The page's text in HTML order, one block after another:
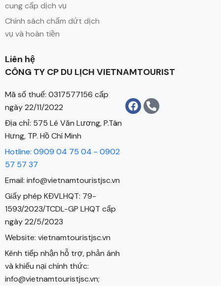
cung cấp dịch vụ
Chính sách chấm dứt dịch
vụ và hoàn tiền
Liên hệ
CÔNG TY CP DU LỊCH VIETNAMTOURIST
Mã số thuế: 0317577156 cấp
ngày 22/11/2022
Địa chỉ: 575 Lê Văn Lương, P.Tân
Hưng, TP. Hồ Chí Minh
Hotline: 0909 04 75 04 - 0902
57 57 37
Email: info@vietnamtouristjsc.vn
Giấy phép KĐVLHQT: 79-
1593/2023/TCDL-GP LHQT cấp
ngày 22/5/2023
Website: vietnamtouristjsc.vn
Kênh tiếp nhận hỗ trợ, phản ánh
và khiếu nại chính thức:
info@vietnamtouristjsc.vn;